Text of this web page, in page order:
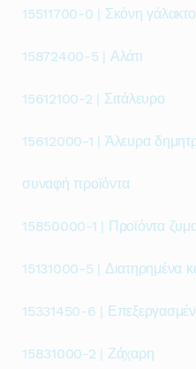
15511700-0 | Σκόνη
15872400-5 | Αλάτι
15612100-2 | Σιτάλευρο
15612000-1 | Άλευρα
συναφή προϊόντα
15850000-1 | Προϊόντα
15131000-5 | Διατηρημένα
15331450-6 |
15831000-2 | Ζάχαρη